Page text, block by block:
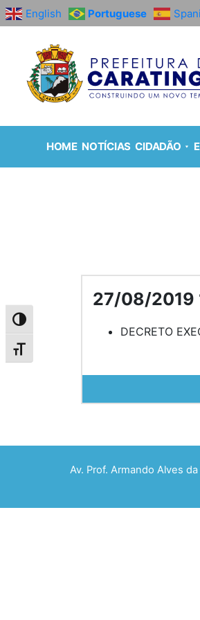
Alternar alto contraste
Alternar tamanho da fonte
English Portuguese
HOME NOTÍCIAS CIDADÃO
27/08/2019
DECRETO
Av. Prof. Armando Alves